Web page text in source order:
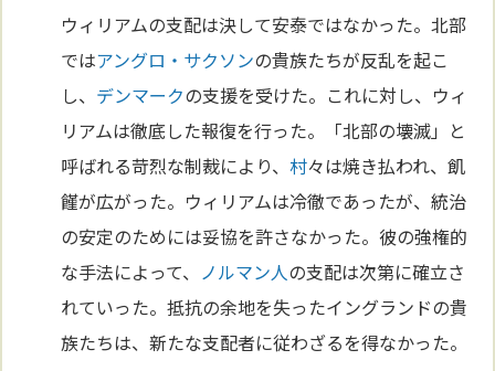
ウィリアムの支配は決して安泰ではなかった。北部
ではアングロ・サクソンの貴族たちが反乱を起こ
し、 デンマークの支援を受けた。これに対し、ウィ
リアムは徹底した報復を行った。「北部の壊滅」と
呼ばれる苛烈な制裁により、村々は焼き払われ、飢
饉が広がった。ウィリアムは冷徹であったが、統治
の安定のためには妥協を許さなかった。彼の強権的
な手法によって、 ノルマン人の支配は次第に確立さ
れていった。抵抗の余地を失ったイングランドの貴
族たちは、新たな支配者に従わざるを得なかった。